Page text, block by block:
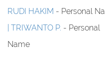
RUDI HAKIM - Personal
TRIWANTO P. - Personal
Name